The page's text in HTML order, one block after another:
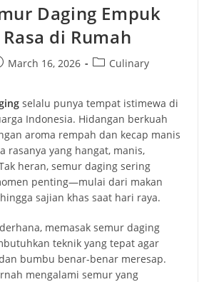
Daging Empuk
di Rumah
March 16, 2026
PostCulinary
selalu punya tempat istimewa di
Indonesia. Hidangan berkuah
aroma rempah dan kecap manis
rasanya yang hangat, manis,
heran, semur daging sering
penting—mulai dari makan
hingga sajian khas saat hari raya.
memasak semur daging
teknik yang tepat agar
bumbu benar-benar meresap.
mengalami semur yang